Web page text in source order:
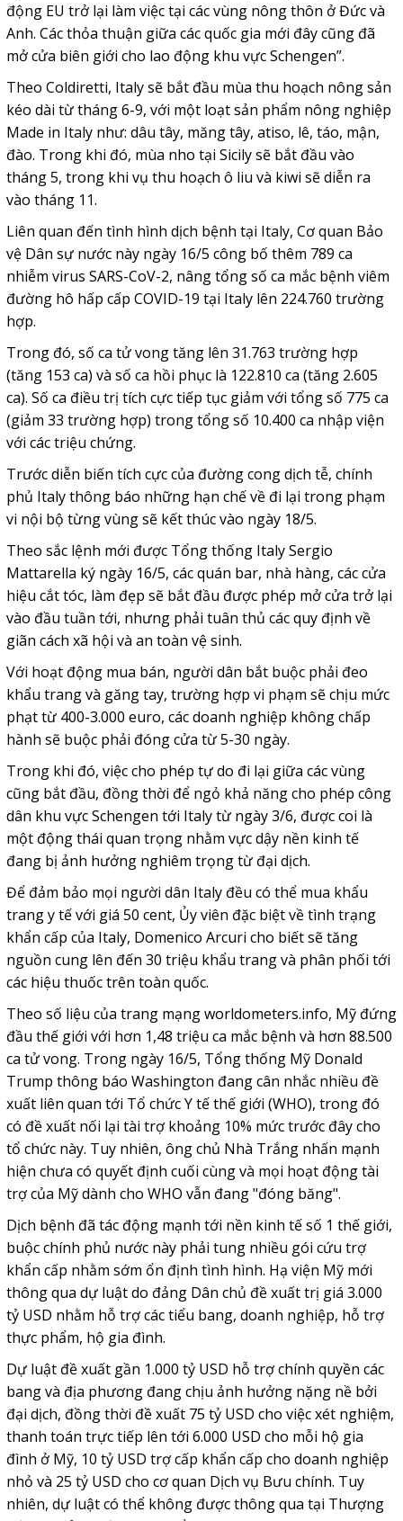
động EU trở lại làm việc tại các vùng nông thôn ở Đức và
Anh. Các thỏa thuận giữa các quốc gia mới đây cũng đã
mở cửa biên giới cho lao động khu vực Schengen”.
Theo Coldiretti, Italy sẽ bắt đầu mùa thu hoạch nông sản
kéo dài từ tháng 6-9, với một loạt sản phẩm nông nghiệp
Made in Italy như: dâu tây, măng tây, atiso, lê, táo, mận,
đào. Trong khi đó, mùa nho tại Sicily sẽ bắt đầu vào
tháng 5, trong khi vụ thu hoạch ô liu và kiwi sẽ diễn ra
vào tháng 11.
Liên quan đến tình hình dịch bệnh tại Italy, Cơ quan Bảo
vệ Dân sự nước này ngày 16/5 công bố thêm 789 ca
nhiễm virus SARS-CoV-2, nâng tổng số ca mắc bệnh viêm
đường hô hấp cấp COVID-19 tại Italy lên 224.760 trường
hợp.
Trong đó, số ca tử vong tăng lên 31.763 trường hợp
(tăng 153 ca) và số ca hồi phục là 122.810 ca (tăng 2.605
ca). Số ca điều trị tích cực tiếp tục giảm với tổng số 775 ca
(giảm 33 trường hợp) trong tổng số 10.400 ca nhập viện
với các triệu chứng.
Trước diễn biến tích cực của đường cong dịch tễ, chính
phủ Italy thông báo những hạn chế về đi lại trong phạm
vi nội bộ từng vùng sẽ kết thúc vào ngày 18/5.
Theo sắc lệnh mới được Tổng thống Italy Sergio
Mattarella ký ngày 16/5, các quán bar, nhà hàng, các cửa
hiệu cắt tóc, làm đẹp sẽ bắt đầu được phép mở cửa trở lại
vào đầu tuần tới, nhưng phải tuân thủ các quy định về
giãn cách xã hội và an toàn vệ sinh.
Với hoạt động mua bán, người dân bắt buộc phải đeo
khẩu trang và găng tay, trường hợp vi phạm sẽ chịu mức
phạt từ 400-3.000 euro, các doanh nghiệp không chấp
hành sẽ buộc phải đóng cửa từ 5-30 ngày.
Trong khi đó, việc cho phép tự do đi lại giữa các vùng
cũng bắt đầu, đồng thời để ngỏ khả năng cho phép công
dân khu vực Schengen tới Italy từ ngày 3/6, được coi là
một động thái quan trọng nhằm vực dậy nền kinh tế
đang bị ảnh hưởng nghiêm trọng từ đại dịch.
Để đảm bảo mọi người dân Italy đều có thể mua khẩu
trang y tế với giá 50 cent, Ủy viên đặc biệt về tình trạng
khẩn cấp của Italy, Domenico Arcuri cho biết sẽ tăng
nguồn cung lên đến 30 triệu khẩu trang và phân phối tới
các hiệu thuốc trên toàn quốc.
Theo số liệu của trang mạng worldometers.info, Mỹ đứng
đầu thế giới với hơn 1,48 triệu ca mắc bệnh và hơn 88.500
ca tử vong. Trong ngày 16/5, Tổng thống Mỹ Donald
Trump thông báo Washington đang cân nhắc nhiều đề
xuất liên quan tới Tổ chức Y tế thế giới (WHO), trong đó
có đề xuất nối lại tài trợ khoảng 10% mức trước đây cho
tổ chức này. Tuy nhiên, ông chủ Nhà Trắng nhấn mạnh
hiện chưa có quyết định cuối cùng và mọi hoạt động tài
trợ của Mỹ dành cho WHO vẫn đang "đóng băng".
Dịch bệnh đã tác động mạnh tới nền kinh tế số 1 thế giới,
buộc chính phủ nước này phải tung nhiều gói cứu trợ
khẩn cấp nhằm sớm ổn định tình hình. Hạ viện Mỹ mới
thông qua dự luật do đảng Dân chủ đề xuất trị giá 3.000
tỷ USD nhằm hỗ trợ các tiểu bang, doanh nghiệp, hỗ trợ
thực phẩm, hộ gia đình.
Dự luật đề xuất gần 1.000 tỷ USD hỗ trợ chính quyền các
bang và địa phương đang chịu ảnh hưởng nặng nề bởi
đại dịch, đồng thời đề xuất 75 tỷ USD cho việc xét nghiệm,
thanh toán trực tiếp lên tới 6.000 USD cho mỗi hộ gia
đình ở Mỹ, 10 tỷ USD trợ cấp khẩn cấp cho doanh nghiệp
nhỏ và 25 tỷ USD cho cơ quan Dịch vụ Bưu chính. Tuy
nhiên, dự luật có thể không được thông qua tại Thượng